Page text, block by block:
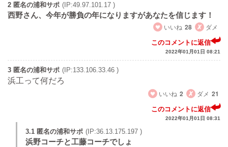
2 匿名の浦和サポ (IP:49.97.101.17 )
西野さん、今年が勝負の年になりますがあなたを信じます！
いいね 28 ダメ
このコメントに返信
2022年01月01日 08:21
3 匿名の浦和サポ (IP:133.106.33.46 )
浜工って何だろ
いいね 2 ダメ 21
このコメントに返信
2022年01月01日 08:31
3.1 匿名の浦和サポ (IP:36.13.175.197 )
浜野コーチと工藤コーチでしょ